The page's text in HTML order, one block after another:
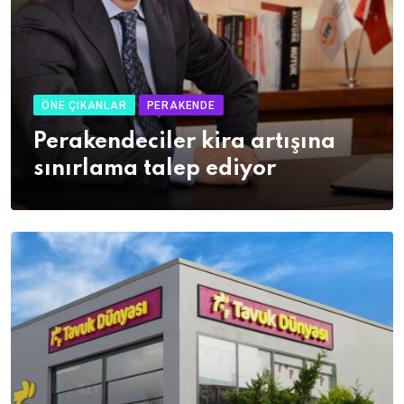
ÖNE ÇIKANLAR PERAKENDE
Perakendeciler kira artışına
sınırlama talep ediyor